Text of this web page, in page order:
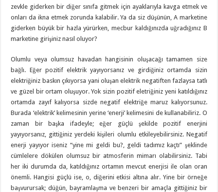
zevkle giderken bir diğer sınıfa gitmek için ayaklarıyla kavga etmek ve
onları da ikna etmek zorunda kalabilir. Ya da siz düşünün, A marketine
giderken büyük bir hazla yürürken, mecbur kaldığınızda uğradığınız B
marketine girişiniz nasıl oluyor?
Olumlu veya olumsuz havadan hangisinin oluşacağı tamamen size
bağlı. Eğer pozitif elektrik yayıyorsanız ve girdiğiniz ortamda sizin
elektriğiniz baskın çıkıyorsa yani oluşan elektrik negatiften fazlaysa tatlı
ve güzel bir ortam oluşuyor. Yok sizin pozitif eletriğiniz yeni katıldığınız
ortamda zayıf kalıyorsa sizde negatif elektriğe maruz kalıyorsunuz.
Burada ‘elektrik’ kelimesinin yerine ‘enerji’ kelimesini de kullanabiliriz. O
zaman bir başka ifadeyle; eğer güçlü şekilde pozitif enerjini
yayıyorsanız, gittiğiniz yerdeki kişileri olumlu etkileyebilirsiniz. Negatif
enerji yayıyor iseniz “yine mi geldi bu?, geldi tadımız kaçtı” şeklinde
cümlelere dökülen olumsuz bir atmosferin mimarı olabilirsiniz. Tabi
her iki durumda da, katıldığınız ortamın mevcut enerjisi ile olan oran
önemli. Hangisi güçlü ise, o, diğerini etkisi altına alır. Yine bir örneğe
başvurursak; düğün, bayramlaşma ve benzeri bir amaçla gittiğiniz bir